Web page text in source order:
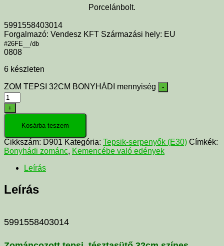
Porcelánbolt.
5991558403014
Forgalmazó: Vendesz KFT Származási hely: EU
#26FE__/db
0808
6 készleten
ZOM TEPSI 32CM BONYHÁDI mennyiség -
+
Kosárba teszem
Cikkszám: D901 Kategória: Tepsik-serpenyők (E30) Címkék:
Bonyhádi zománc, Kemencébe való edények
Leírás
Leírás
5991558403014